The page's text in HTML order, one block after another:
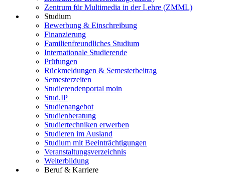
Zentrum für Multimedia in der Lehre (ZMML)
Studium
Bewerbung & Einschreibung
Finanzierung
Familienfreundliches Studium
Internationale Studierende
Prüfungen
Rückmeldungen & Semesterbeitrag
Semesterzeiten
Studierendenportal moin
Stud.IP
Studienangebot
Studienberatung
Studiertechniken erwerben
Studieren im Ausland
Studium mit Beeinträchtigungen
Veranstaltungsverzeichnis
Weiterbildung
Beruf & Karriere